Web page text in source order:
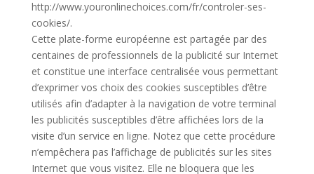
http://www.youronlinechoices.com/fr/controler-ses-
cookies/.
Cette plate-forme européenne est partagée par des
centaines de professionnels de la publicité sur Internet
et constitue une interface centralisée vous permettant
d’exprimer vos choix des cookies susceptibles d’être
utilisés afin d’adapter à la navigation de votre terminal
les publicités susceptibles d’être affichées lors de la
visite d’un service en ligne. Notez que cette procédure
n’empêchera pas l’affichage de publicités sur les sites
Internet que vous visitez. Elle ne bloquera que les